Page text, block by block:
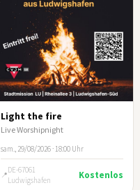
Light the fire
Live Worshipnight
sam., 29/08/2026 · 18:00 Uhr
DE-67061
Ludwigshafen
Kostenlos